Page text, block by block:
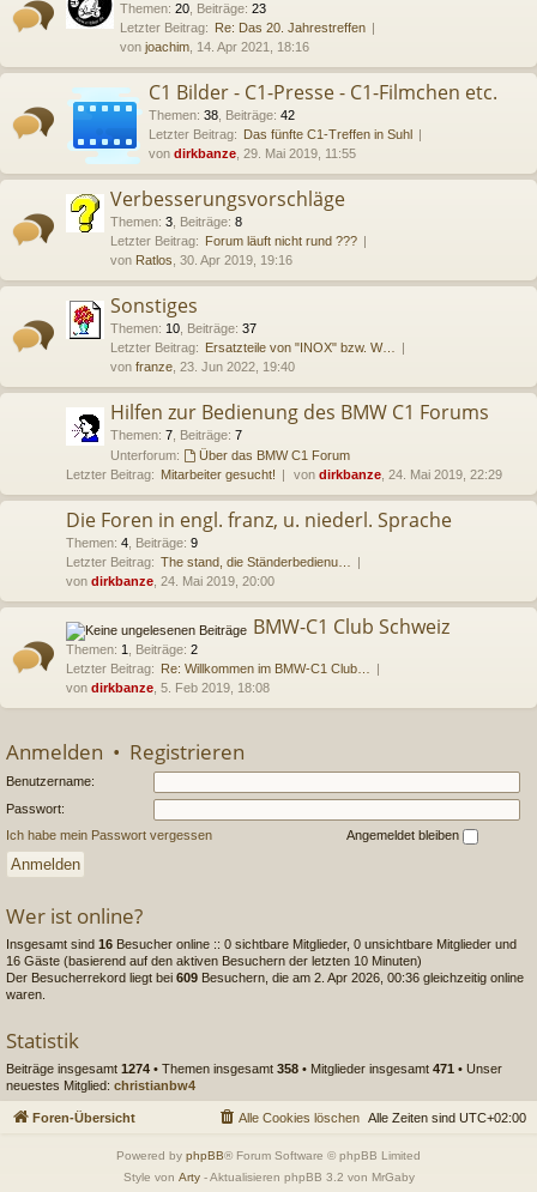
Themen: 20 Beiträge: 23
Letzter Beitrag: Re: Das 20. Jahrestreffen
von joachim , 14. Apr 2021, 18:16
C1 Bilder - C1-Presse - C1-Filmchen etc.
Themen: 38 Beiträge: 42
Letzter Beitrag: Das fünfte C1-Treffen in Suhl
von dirkbanze , 29. Mai 2019, 11:55
Verbesserungsvorschläge
Themen: 3 Beiträge: 8
Letzter Beitrag: Forum läuft nicht rund ???
von Ratlos , 30. Apr 2019, 19:16
Sonstiges
Themen: 10 Beiträge: 37
Letzter Beitrag: Ersatzteile von "INOX" bzw. W…
von franze , 23. Jun 2022, 19:40
Hilfen zur Bedienung des BMW C1 Forums
Themen: 7 Beiträge: 7
Unterforum:
Über das BMW C1 Forum
Letzter Beitrag: Mitarbeiter gesucht! von dirkbanze , 24. Mai 2019, 22:29
Die Foren in engl. franz, u. niederl. Sprache
Themen: 4 Beiträge: 9
Letzter Beitrag: The stand, die Ständerbedienu…
von dirkbanze , 24. Mai 2019, 20:00
BMW-C1 Club Schweiz
Themen: 1 Beiträge: 2
Letzter Beitrag: Re: Willkommen im BMW-C1 Club…
von dirkbanze , 5. Feb 2019, 18:08
Anmelden • Registrieren
Benutzername:
Passwort:
Ich habe mein Passwort vergessen
Angemeldet bleiben
Wer ist online?
Insgesamt sind 16 Besucher online :: 0 sichtbare Mitglieder, 0 unsichtbare Mitglieder und
16 Gäste (basierend auf den aktiven Besuchern der letzten 10 Minuten)
Der Besucherrekord liegt bei 609 Besuchern, die am 2. Apr 2026, 00:36 gleichzeitig online
waren.
Statistik
Beiträge insgesamt 1274 • Themen insgesamt 358 • Mitglieder insgesamt 471 • Unser
neuestes Mitglied: christianbw4
Foren-Übersicht Alle Zeiten sind UTC+02:00
Alle Cookies löschen
Powered by phpBB® Forum Software © phpBB Limited
Style von Arty- Aktualisieren phpBB 3.2 von MrGaby